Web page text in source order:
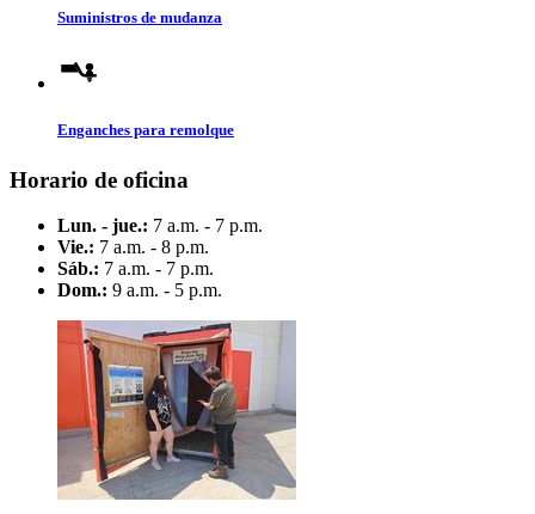
Suministros de mudanza
Enganches para remolque
Horario de oficina
Lun. - jue.: 7 a.m. - 7 p.m.
Vie.: 7 a.m. - 8 p.m.
Sáb.: 7 a.m. - 7 p.m.
Dom.: 9 a.m. - 5 p.m.